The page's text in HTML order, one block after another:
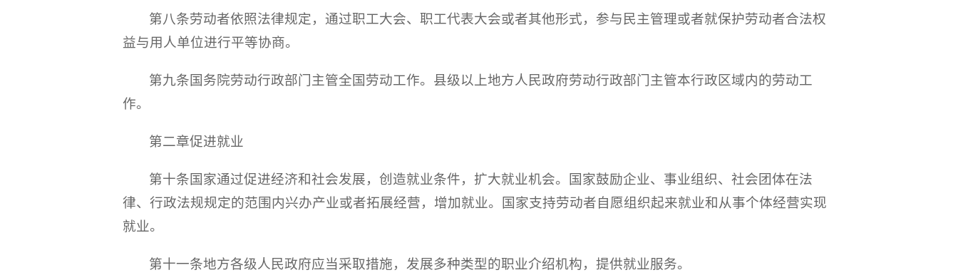
第八条劳动者依照法律规定，通过职工大会、职工代表大会或者其他形式，参与民主管理或者就保护劳动者合法权
益与用人单位进行平等协商。
第九条国务院劳动行政部门主管全国劳动工作。县级以上地方人民政府劳动行政部门主管本行政区域内的劳动工
作。
第二章促进就业
第十条国家通过促进经济和社会发展，创造就业条件，扩大就业机会。国家鼓励企业、事业组织、社会团体在法
律、行政法规规定的范围内兴办产业或者拓展经营，增加就业。国家支持劳动者自愿组织起来就业和从事个体经营实现
就业。
第十一条地方各级人民政府应当采取措施，发展多种类型的职业介绍机构，提供就业服务。